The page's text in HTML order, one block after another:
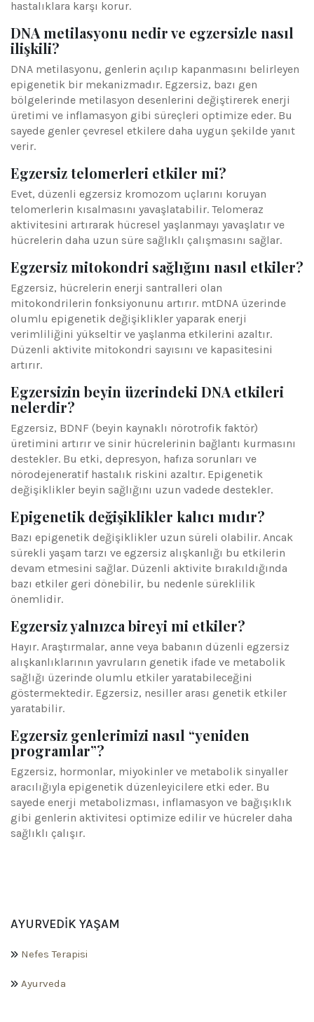
hastalıklara karşı korur.
DNA metilasyonu nedir ve egzersizle nasıl
ilişkili?
DNA metilasyonu, genlerin açılıp kapanmasını belirleyen
epigenetik bir mekanizmadır. Egzersiz, bazı gen
bölgelerinde metilasyon desenlerini değiştirerek enerji
üretimi ve inflamasyon gibi süreçleri optimize eder. Bu
sayede genler çevresel etkilere daha uygun şekilde yanıt
verir.
Egzersiz telomerleri etkiler mi?
Evet, düzenli egzersiz kromozom uçlarını koruyan
telomerlerin kısalmasını yavaşlatabilir. Telomeraz
aktivitesini artırarak hücresel yaşlanmayı yavaşlatır ve
hücrelerin daha uzun süre sağlıklı çalışmasını sağlar.
Egzersiz mitokondri sağlığını nasıl etkiler?
Egzersiz, hücrelerin enerji santralleri olan
mitokondrilerin fonksiyonunu artırır. mtDNA üzerinde
olumlu epigenetik değişiklikler yaparak enerji
verimliliğini yükseltir ve yaşlanma etkilerini azaltır.
Düzenli aktivite mitokondri sayısını ve kapasitesini
artırır.
Egzersizin beyin üzerindeki DNA etkileri
nelerdir?
Egzersiz, BDNF (beyin kaynaklı nörotrofik faktör)
üretimini artırır ve sinir hücrelerinin bağlantı kurmasını
destekler. Bu etki, depresyon, hafıza sorunları ve
nörodejeneratif hastalık riskini azaltır. Epigenetik
değişiklikler beyin sağlığını uzun vadede destekler.
Epigenetik değişiklikler kalıcı mıdır?
Bazı epigenetik değişiklikler uzun süreli olabilir. Ancak
sürekli yaşam tarzı ve egzersiz alışkanlığı bu etkilerin
devam etmesini sağlar. Düzenli aktivite bırakıldığında
bazı etkiler geri dönebilir, bu nedenle süreklilik
önemlidir.
Egzersiz yalnızca bireyi mi etkiler?
Hayır. Araştırmalar, anne veya babanın düzenli egzersiz
alışkanlıklarının yavruların genetik ifade ve metabolik
sağlığı üzerinde olumlu etkiler yaratabileceğini
göstermektedir. Egzersiz, nesiller arası genetik etkiler
yaratabilir.
Egzersiz genlerimizi nasıl “yeniden
programlar”?
Egzersiz, hormonlar, miyokinler ve metabolik sinyaller
aracılığıyla epigenetik düzenleyicilere etki eder. Bu
sayede enerji metabolizması, inflamasyon ve bağışıklık
gibi genlerin aktivitesi optimize edilir ve hücreler daha
sağlıklı çalışır.
AYURVEDIK YAŞAM
Nefes Terapisi
Ayurveda